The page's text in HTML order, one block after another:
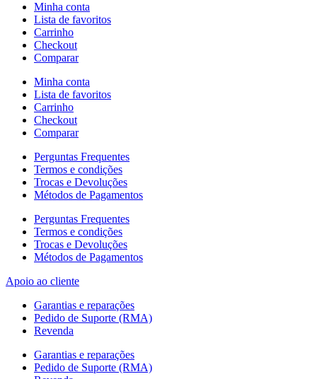
Minha conta
Lista de favoritos
Carrinho
Checkout
Comparar
Minha conta
Lista de favoritos
Carrinho
Checkout
Comparar
Perguntas Frequentes
Termos e condições
Trocas e Devoluções
Métodos de Pagamentos
Perguntas Frequentes
Termos e condições
Trocas e Devoluções
Métodos de Pagamentos
Apoio ao cliente
Garantias e reparações
Pedido de Suporte (RMA)
Revenda
Garantias e reparações
Pedido de Suporte (RMA)